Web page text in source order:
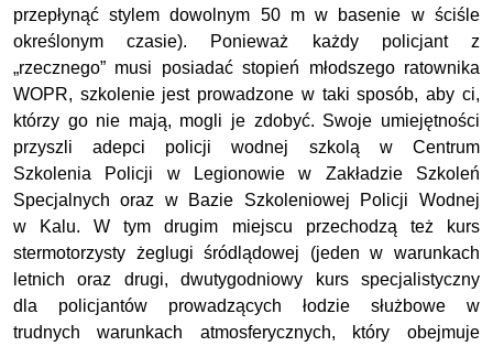
przepłynąć stylem dowolnym 50 m w basenie w ściśle
określonym czasie). Ponieważ każdy policjant z
„rzecznego” musi posiadać stopień młodszego ratownika
WOPR, szkolenie jest prowadzone w taki sposób, aby ci,
którzy go nie mają, mogli je zdobyć. Swoje umiejętności
przyszli adepci policji wodnej szkolą w Centrum
Szkolenia Policji w Legionowie w Zakładzie Szkoleń
Specjalnych oraz w Bazie Szkoleniowej Policji Wodnej
w Kalu. W tym drugim miejscu przechodzą też kurs
stermotorzysty żeglugi śródlądowej (jeden w warunkach
letnich oraz drugi, dwutygodniowy kurs specjalistyczny
dla policjantów prowadzących łodzie służbowe w
trudnych warunkach atmosferycznych, który obejmuje